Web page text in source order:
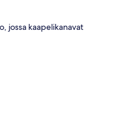
jossa kaapelikanavat